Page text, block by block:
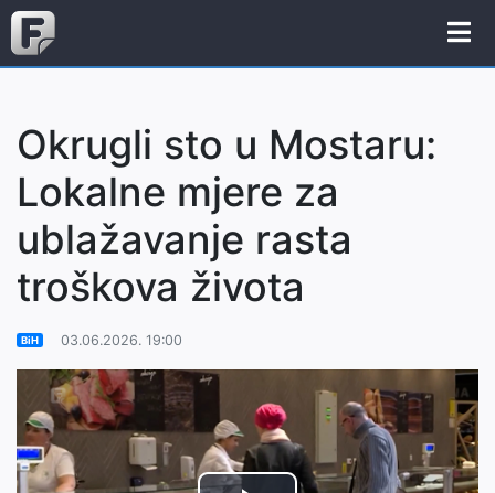
Okrugli sto u Mostaru:
Lokalne mjere za
ublažavanje rasta
troškova života
BiH 03.06.2026. 19:00